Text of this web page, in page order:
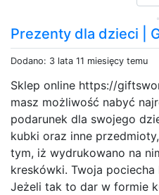
Prezenty dla dzieci |
Dodano: 3 lata 11 miesięcy temu
Sklep online https://
masz możliwość nabyć
podarunek dla swojego
kubki oraz inne
tym, iż wydrukowano na
kreskówki. Twoja
Jeżeli tak to dar w formie